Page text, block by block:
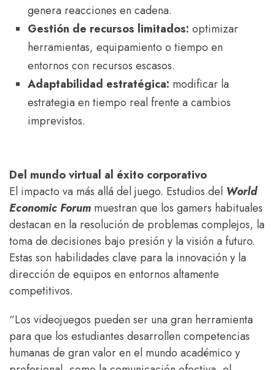
genera reacciones en cadena.
Gestión de recursos limitados: optimizar
herramientas, equipamiento o tiempo en
entornos con recursos escasos.
Adaptabilidad estratégica: modificar la
estrategia en tiempo real frente a cambios
imprevistos.
Del mundo virtual al éxito corporativo
El impacto va más allá del juego. Estudios del World
Economic Forum muestran que los gamers habituales
destacan en la resolución de problemas complejos, la
toma de decisiones bajo presión y la visión a futuro.
Estas son habilidades clave para la innovación y la
dirección de equipos en entornos altamente
competitivos.
“Los videojuegos pueden ser una gran herramienta
para que los estudiantes desarrollen competencias
humanas de gran valor en el mundo académico y